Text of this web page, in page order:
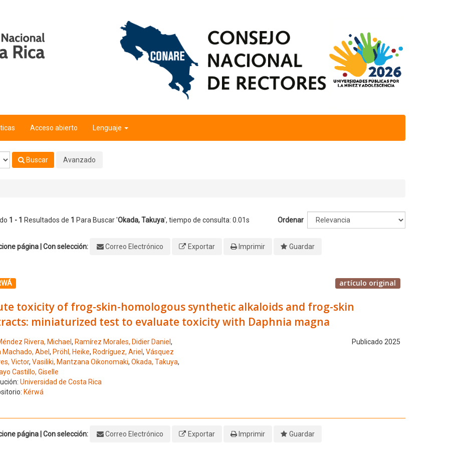
Acceso abierto Lenguaje
Buscar Avanzado
1 - 1 Resultados de 1 Para Buscar 'Okada, Takuya', tiempo de consulta: 0.01s Ordenar
página | Con selección: Correo Electrónico Exportar Imprimir Guardar
el número de resultado 1 artículo original
toxicity of frog-skin-homologous synthetic alkaloids and frog-skin
miniaturized test to evaluate toxicity with Daphnia magna
Rivera, Michael , Ramírez Morales, Didier Daniel ,
Machado, Abel , Pröhl, Heike, Rodríguez, Ariel , Vásquez
Victor, Vasiliki, Mantzana Oikonomaki, Okada, Takuya,
Castillo, Giselle
Publicado 2025
Universidad de Costa Rica
Kérwá
página | Con selección: Correo Electrónico Exportar Imprimir Guardar